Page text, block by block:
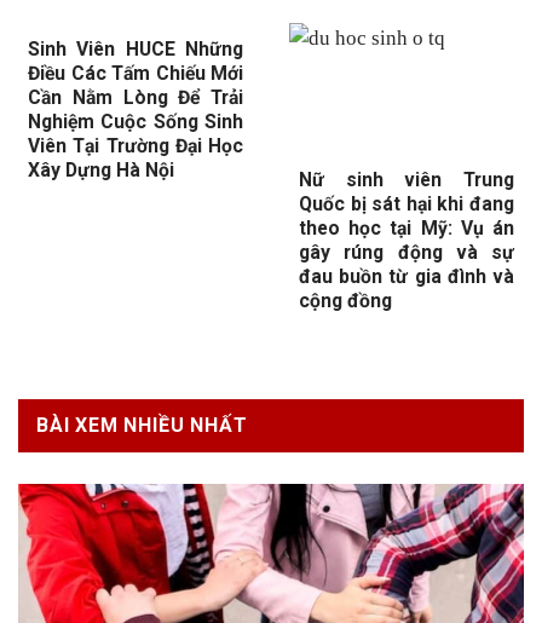
Sinh Viên HUCE Những
Điều Các Tấm Chiếu Mới
Cần Nằm Lòng Để Trải
Nghiệm Cuộc Sống Sinh
Viên Tại Trường Đại Học
Xây Dựng Hà Nội
Nữ sinh viên Trung
Quốc bị sát hại khi đang
theo học tại Mỹ: Vụ án
gây rúng động và sự
đau buồn từ gia đình và
cộng đồng
BÀI XEM NHIỀU NHẤT